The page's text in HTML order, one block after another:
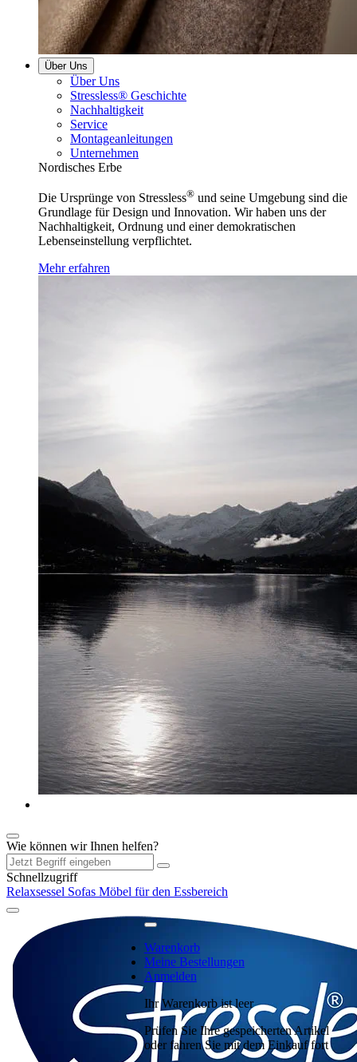
Über Uns
Über Uns
Stressless® Geschichte
Nachhaltigkeit
Service
Montageanleitungen
Unternehmen
Nordisches Erbe
Die Ursprünge von Stressless® und seine Umgebung sind die
Grundlage für Design und Innovation. Wir haben uns der
Nachhaltigkeit, Ordnung und einer demokratischen
Lebenseinstellung verpflichtet.
Mehr erfahren
Wie können wir Ihnen helfen?
Schnellzugriff
Relaxsessel Sofas Möbel für den Essbereich
Warenkorb
Meine Bestellungen
Anmelden
Ihr Warenkorb ist leer
Prüfen Sie Ihre gespeicherten Artikel
oder fahren Sie mit dem Einkauf fort